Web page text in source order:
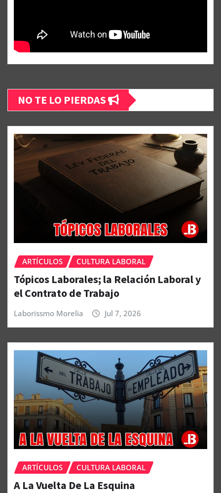
NO TE LO PIERDAS
ARTÍCULOS CULTURA LABORAL
Tópicos Laborales; la Relación Laboral y
el Contrato de Trabajo
Laborissmo Morelia Jul 7, 2026
ARTÍCULOS CULTURA LABORAL
A La Vuelta De La Esquina